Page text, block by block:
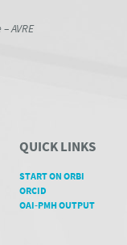
AVRE
QUICK LINKS
START ON ORBI
ORCID
OAI-PMH OUTPUT